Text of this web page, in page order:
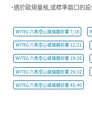
˙適於歐規量瓶,或標準磨口的
WITEG 六角空心玻璃磨砂塞 7/16
WITEG 六角空心玻璃磨砂塞 12/21
WITEG 六角空心玻璃磨砂塞 19/26
WITEG 六角空心玻璃磨砂塞 29/32
WITEG 六角空心玻璃磨砂塞 45/40